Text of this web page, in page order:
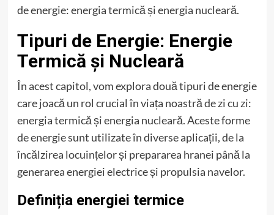
de energie: energia termică și energia nucleară.
Tipuri de Energie: Energie
Termică și Nucleară
În acest capitol, vom explora două tipuri de energie
care joacă un rol crucial în viața noastră de zi cu zi:
energia termică și energia nucleară. Aceste forme
de energie sunt utilizate în diverse aplicații, de la
încălzirea locuințelor și prepararea hranei până la
generarea energiei electrice și propulsia navelor.
Definiția energiei termice